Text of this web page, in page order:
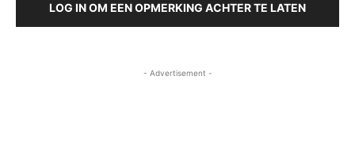
LOG IN OM EEN OPMERKING ACHTER TE LATEN
- Advertisement -